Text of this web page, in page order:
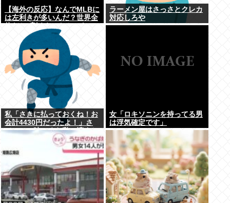
【海外の反応】なんでMLBに
は左利きが多いんだ？世界全
はずなのに → 「左ピッチャ
ーは貴重だからな」「内野で
は不利だけど基本左利きのほ
うが重宝される傾向にはある
と思う」
ラーメン屋はさっさとクレカ
対応しろや
私「さきに払っておくね！お
会計4430円だったよ！」さ
て、この時いくら私に渡すか
女「ロキソニンを持ってる男
は浮気確定です」